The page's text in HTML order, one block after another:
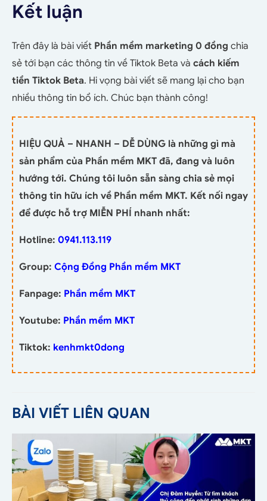
Kết luận
Trên đây là bài viết Phần mềm marketing 0 đồng chia
sẻ tới bạn các thông tin về Tiktok Beta và cách kiếm
tiền Tiktok Beta. Hi vọng bài viết sẽ mang lại cho bạn
nhiều thông tin bổ ích. Chúc bạn thành công!
HIỆU QUẢ – NHANH – DỄ DÙNG là những gì mà
sản phẩm của Phần mềm MKT đã, đang và luôn
hướng tới. Chúng tôi luôn sẵn sàng chia sẻ mọi
thông tin hữu ích về Phần mềm MKT. Kết nối ngay
để được hỗ trợ MIỄN PHÍ nhanh nhất:
Hotline: 0941.113.119
Group: Cộng Đồng Phần mềm MKT
Fanpage: Phần mềm MKT
Youtube: Phần mềm MKT
Tiktok: kenhmkt0dong
BÀI VIẾT LIÊN QUAN